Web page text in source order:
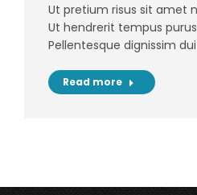
Ut pretium risus sit amet
Ut hendrerit tempus
Pellentesque dignissim
Read more